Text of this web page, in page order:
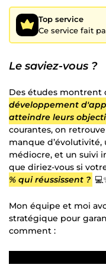
Top service
Ce service fait
Le saviez-vous ?
Des études montrent
développement
atteindre leurs
courantes, on
manque
médiocre, et un suivi
que diriez-vous si
% qui réussissent ?
Mon équipe et moi
stratégique pour
comment :